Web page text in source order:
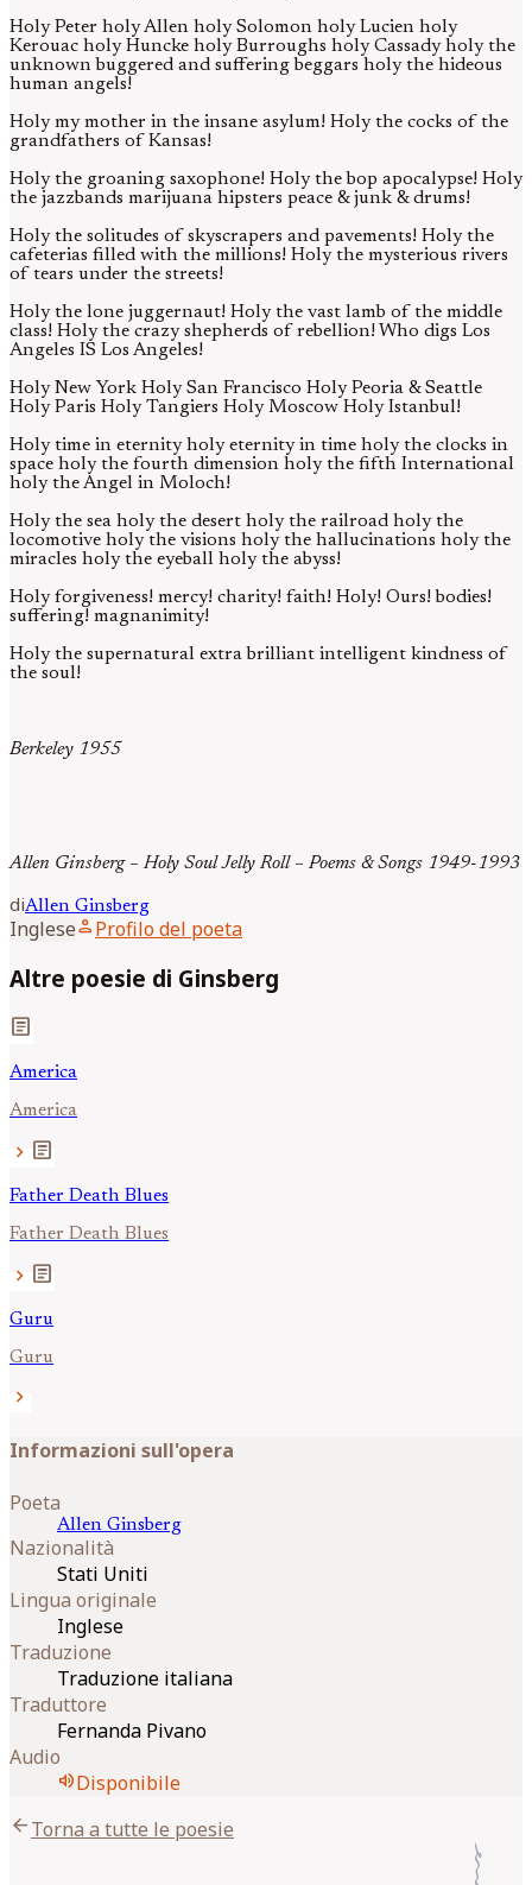
Holy Peter holy Allen holy Solomon holy Lucien holy
Kerouac holy Huncke holy Burroughs holy Cassady holy the
unknown buggered and suffering beggars holy the hideous
human angels!
Holy my mother in the insane asylum! Holy the cocks of the
grandfathers of Kansas!
Holy the groaning saxophone! Holy the bop apocalypse! Holy
the jazzbands marijuana hipsters peace & junk & drums!
Holy the solitudes of skyscrapers and pavements! Holy the
cafeterias filled with the millions! Holy the mysterious rivers
of tears under the streets!
Holy the lone juggernaut! Holy the vast lamb of the middle
class! Holy the crazy shepherds of rebellion! Who digs Los
Angeles IS Los Angeles!
Holy New York Holy San Francisco Holy Peoria & Seattle
Holy Paris Holy Tangiers Holy Moscow Holy Istanbul!
Holy time in eternity holy eternity in time holy the clocks in
space holy the fourth dimension holy the fifth International
holy the Angel in Moloch!
Holy the sea holy the desert holy the railroad holy the
locomotive holy the visions holy the hallucinations holy the
miracles holy the eyeball holy the abyss!
Holy forgiveness! mercy! charity! faith! Holy! Ours! bodies!
suffering! magnanimity!
Holy the supernatural extra brilliant intelligent kindness of
the soul!
Berkeley 1955
Allen Ginsberg – Holy Soul Jelly Roll – Poems & Songs 1949-1993
diAllen Ginsberg
Ingleseperson Profilo del poeta
Altre poesie di Ginsberg
article
America
America
chevron_right article
Father Death Blues
Father Death Blues
chevron_right article
Guru
Guru
chevron_right
Informazioni sull'opera
Poeta
Allen Ginsberg
Nazionalità
Stati Uniti
Lingua originale
Inglese
Traduzione
Traduzione italiana
Traduttore
Fernanda Pivano
Audio
volume_upDisponibile
arrow_backTorna a tutte le poesie